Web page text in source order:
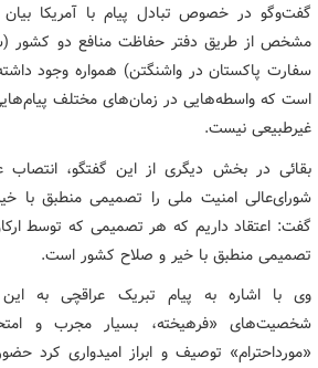
گفت‌وگو در خصوص تبادل پیام با آمریکا
مشخص از طریق دفتر حفاظت منافع دو کشور
سفارت پاکستان در واشنگتن) همواره وجود
است که واسطه‌هایی در زمان‌های مختلف
غیرطبیعی نیست.
بقائی در بخش دیگری از این گفتگو، انتصاب
شورای‌عالی امنیت ملی را تصمیمی منطبق با
گفت: اعتقاد داریم که هر تصمیمی که توسط
تصمیمی منطبق با خیر و صلاح کشور است.
وی با اشاره به پیام تبریک عراقچی به این
شخصیت‌های «فرهیخته، بسیار مجرب و
«مورداحترام» توصیف و ابراز امیدواری کرد